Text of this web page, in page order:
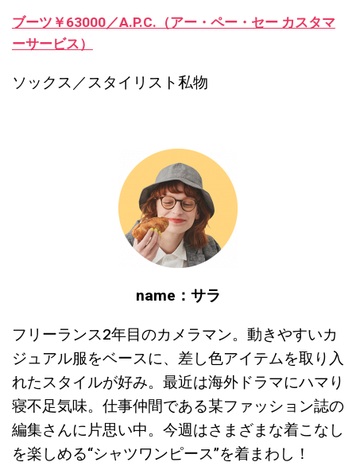
ブーツ￥63000／A.P.C.（アー・ペー・セー カスタマ
ーサービス）
ソックス／スタイリスト私物
name：サラ
フリーランス2年目のカメラマン。動きやすいカ
ジュアル服をベースに、差し色アイテムを取り入
れたスタイルが好み。最近は海外ドラマにハマり
寝不足気味。仕事仲間である某ファッション誌の
編集さんに片思い中。今週はさまざまな着こなし
を楽しめる“シャツワンピース”を着まわし！